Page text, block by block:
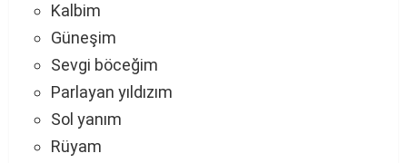
Kalbim
Güneşim
Sevgi böceğim
Parlayan yıldızım
Sol yanım
Rüyam